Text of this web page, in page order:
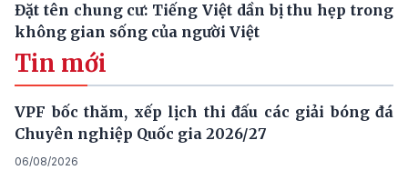
Đặt tên chung cư: Tiếng Việt dần bị thu hẹp trong
không gian sống của người Việt
Tin mới
VPF bốc thăm, xếp lịch thi đấu các giải bóng đá
Chuyên nghiệp Quốc gia 2026/27
06/08/2026